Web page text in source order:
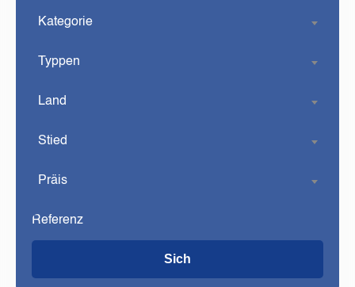
Kategorie
Typpen
Land
Stied
Präis
Sich